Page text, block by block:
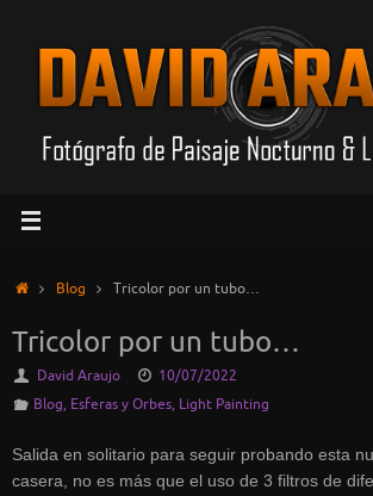
contenido
InicioBlog Tricolor por un tubo…
Tricolor por un tubo…
David Araujo
10/07/2022
Blog, Esferas y Orbes, Light Painting
Salida en solitario para seguir probando esta
casera, no es más que el uso de 3 filtros de